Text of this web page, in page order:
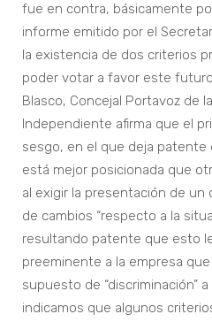
fue en contra, básicamente
informe emitido por el
la existencia de dos criterios
poder votar a favor este
Blasco, Concejal Portavoz de
Independiente afirma que el
sesgo, en el que deja patente
está mejor posicionada que
al exigir la presentación de un
de cambios “respecto a la
resultando patente que esto
preeminente a la empresa
supuesto de “discriminación”
indicamos que algunos